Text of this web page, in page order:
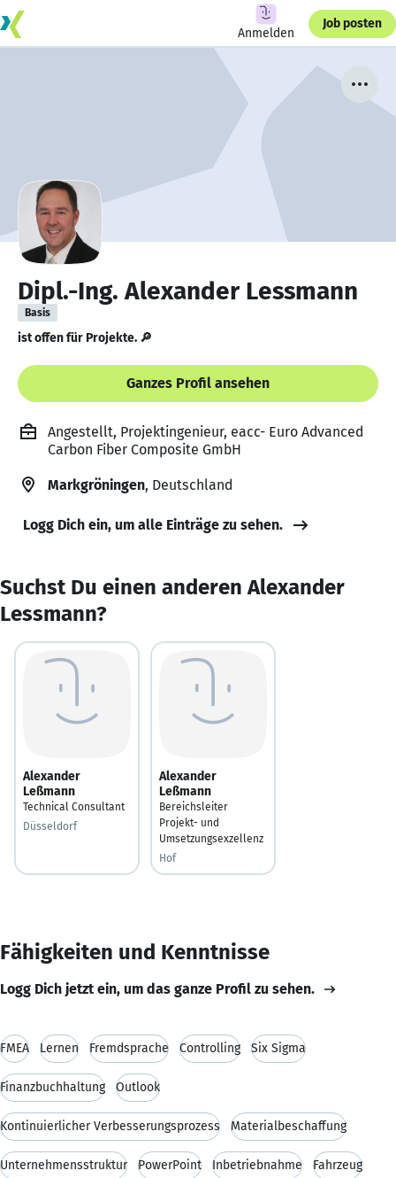
Anmelden
Job posten
Dipl.-Ing. Alexander Lessmann
Basis
ist offen für Projekte. 🔎
Ganzes Profil ansehen
Angestellt, Projektingenieur, eacc- Euro Advanced
Carbon Fiber Composite GmbH
Markgröningen, Deutschland
Logg Dich ein, um alle Einträge zu sehen.
Suchst Du einen anderen Alexander
Lessmann?
Alexander
Leßmann
Technical Consultant
Düsseldorf
Alexander
Leßmann
Bereichsleiter
Projekt- und
Umsetzungsexzellenz
Hof
Fähigkeiten und Kenntnisse
Logg Dich jetzt ein, um das ganze Profil zu sehen.
FMEA Lernen Fremdsprache Controlling Six Sigma
Finanzbuchhaltung Outlook
Kontinuierlicher Verbesserungsprozess Materialbeschaffung
Unternehmensstruktur PowerPoint Inbetriebnahme Fahrzeug